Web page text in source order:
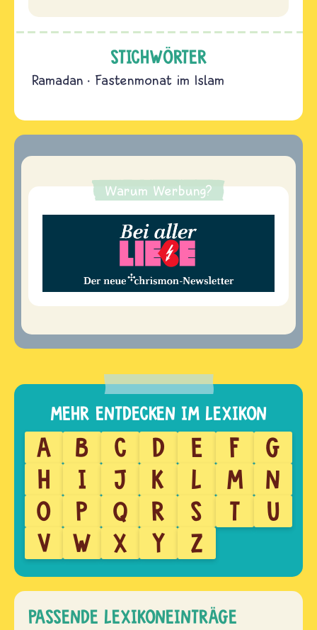
STICHWÖRTER
Ramadan Fastenmonat im Islam
Warum Werbung?
A B C D E F
G
H
I J K L M
N
O
P Q R S T
U
V
W X Y Z
PASSENDE LEXIKONEINTRÄGE